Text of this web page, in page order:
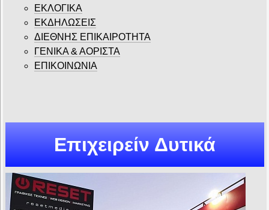
ΕΚΛΟΓΙΚΑ
ΕΚΔΗΛΩΣΕΙΣ
ΔΙΕΘΝΗΣ ΕΠΙΚΑΙΡΟΤΗΤΑ
ΓΕΝΙΚΑ & ΑΟΡΙΣΤΑ
ΕΠΙΚΟΙΝΩΝΙΑ
Επιχειρείν Δυτικά